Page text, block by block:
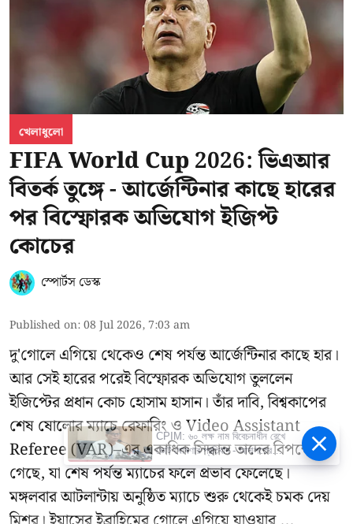
খেলাধুলো
FIFA World Cup 2026: ভিএআর
বিতর্ক তুঙ্গে - আর্জেন্টিনার কাছে হারের
পর বিস্ফোরক অভিযোগ ইজিপ্ট
কোচের
স্পোর্টস ডেস্ক
Published on:08 Jul 2026, 7:03 am
দু'গোলে এগিয়ে থেকেও শেষ পর্যন্ত আর্জেন্টিনার কাছে হার।
আর সেই হারের পরেই বিস্ফোরক অভিযোগ তুললেন
ইজিপ্টের প্রধান কোচ হোসাম হাসান। তাঁর দাবি, বিশ্বকাপের
শেষ ষোলোর ম্যাচে রেফারিং ও Video Assistant
Referee (VAR)–এর একাধিক সিদ্ধান্ত তাদের বিপক্ষে
গেছে, যা শেষ পর্যন্ত ম্যাচের ফলে প্রভাব ফেলেছে।
মঙ্গলবার আটলান্টায় অনুষ্ঠিত ম্যাচে শুরু থেকেই চমক দেয়
CPIM: ৬০ লক্ষ নাম বিবেচনাধীন রেখে
ভোট ঘোষণার প্রতিবাদ - আদালতের
দ্বারস্থ হবে সিপিআইএম